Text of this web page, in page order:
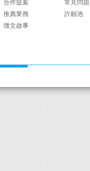
合作提案
推薦業務
徵文啟事
常見問題
許願池